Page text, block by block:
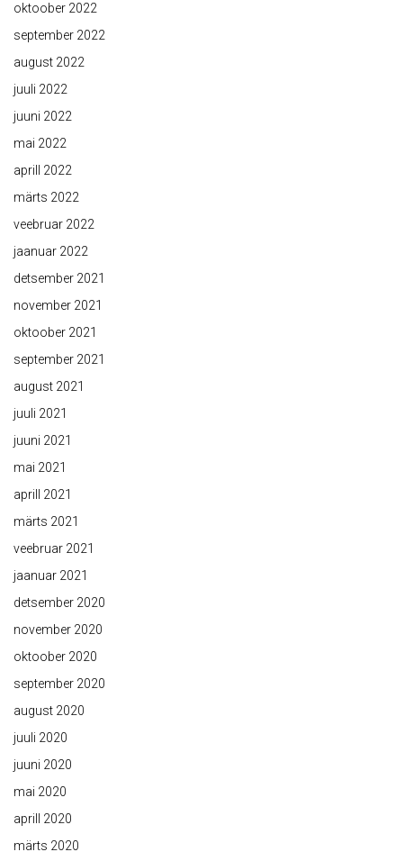
oktoober 2022
september 2022
august 2022
juuli 2022
juuni 2022
mai 2022
aprill 2022
märts 2022
veebruar 2022
jaanuar 2022
detsember 2021
november 2021
oktoober 2021
september 2021
august 2021
juuli 2021
juuni 2021
mai 2021
aprill 2021
märts 2021
veebruar 2021
jaanuar 2021
detsember 2020
november 2020
oktoober 2020
september 2020
august 2020
juuli 2020
juuni 2020
mai 2020
aprill 2020
märts 2020